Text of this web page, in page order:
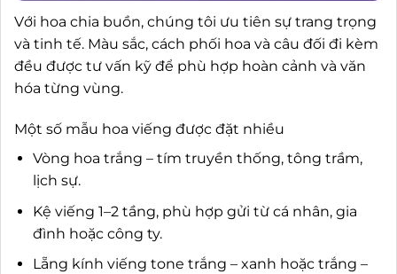
Với hoa chia buồn, chúng tôi ưu tiên sự trang trọng
và tinh tế. Màu sắc, cách phối hoa và câu đối đi kèm
đều được tư vấn kỹ để phù hợp hoàn cảnh và văn
hóa từng vùng.
Một số mẫu hoa viếng được đặt nhiều
Vòng hoa trắng – tím truyền thống, tông trầm,
lịch sự.
Kệ viếng 1–2 tầng, phù hợp gửi từ cá nhân, gia
đình hoặc công ty.
Lẵng kính viếng tone trắng – xanh hoặc trắng –